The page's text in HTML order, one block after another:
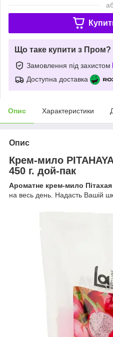
Що таке купити з Пром?
Замовлення під захистом
Доступна доставка
Опис Характеристики
Опис
Крем-мило
450 г. дой-пак
Ароматне крем-мило Пітахая
на весь день. Надасть Вашій